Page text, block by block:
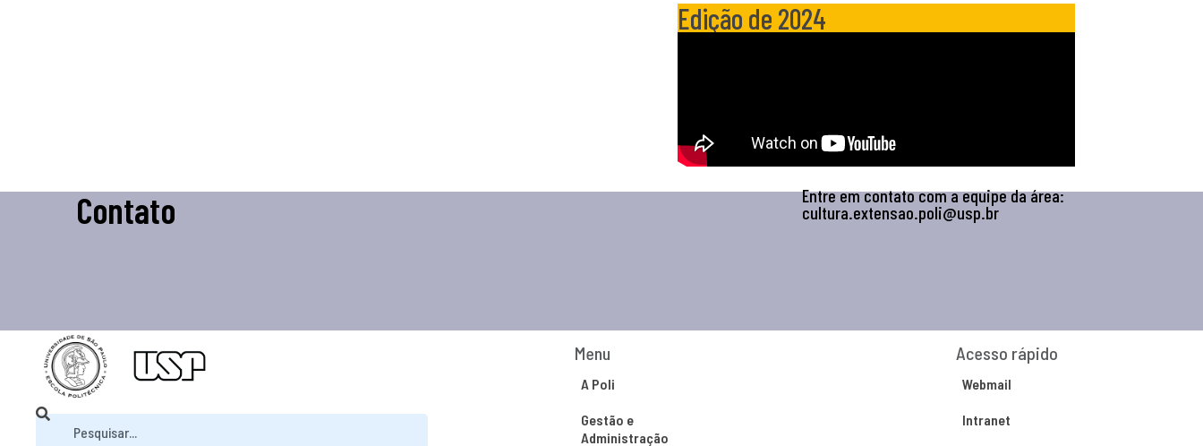
Edição de 2024
Contato Entre em contato com a equipe da área:
cultura.extensao.poli@usp.br
Menu
A Poli
Gestão e
Administração
Acesso rápido
Webmail
Intranet